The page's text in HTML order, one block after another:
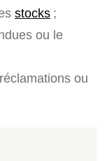
stocks ;
ou le
ou